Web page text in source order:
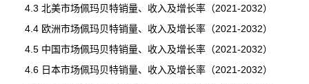
4.3 北美市场佩玛贝特销量、收入及增长率（2021-2032）
4.4 欧洲市场佩玛贝特销量、收入及增长率（2021-2032）
4.5 中国市场佩玛贝特销量、收入及增长率（2021-2032）
4.6 日本市场佩玛贝特销量、收入及增长率（2021-2032）